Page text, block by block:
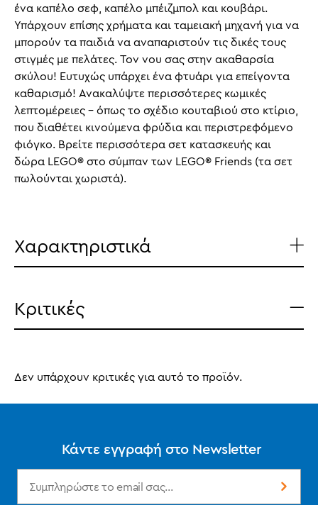
ένα καπέλο σεφ, καπέλο μπέιζμπολ και κουβάρι.
Υπάρχουν επίσης χρήματα και ταμειακή μηχανή για να
μπορούν τα παιδιά να αναπαριστούν τις δικές τους
στιγμές με πελάτες. Τον νου σας στην ακαθαρσία
σκύλου! Ευτυχώς υπάρχει ένα φτυάρι για επείγοντα
καθαρισμό! Ανακαλύψτε περισσότερες κωμικές
λεπτομέρειες – όπως το σχέδιο κουταβιού στο κτίριο,
που διαθέτει κινούμενα φρύδια και περιστρεφόμενο
φιόγκο. Βρείτε περισσότερα σετ κατασκευής και
δώρα LEGO® στο σύμπαν των LEGO® Friends (τα σετ
πωλούνται χωριστά).
Χαρακτηριστικά
Κριτικές
Δεν υπάρχουν κριτικές για αυτό το προϊόν.
Κάντε εγγραφή στο Newsletter